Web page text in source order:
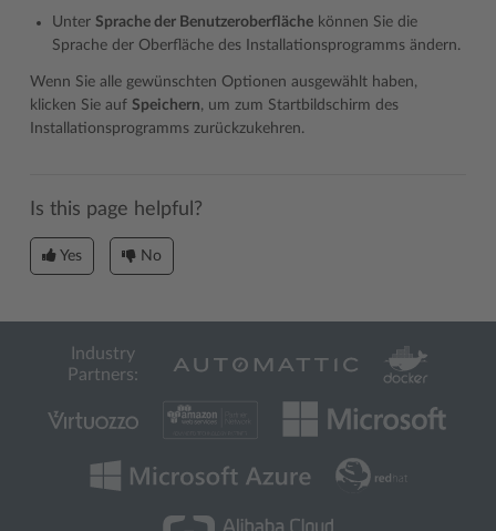
Unter Sprache der Benutzeroberfläche können Sie die
Sprache der Oberfläche des Installationsprogramms ändern.
Wenn Sie alle gewünschten Optionen ausgewählt haben,
klicken Sie auf Speichern, um zum Startbildschirm des
Installationsprogramms zurückzukehren.
Is this page helpful?
Yes No
Industry
Partners: